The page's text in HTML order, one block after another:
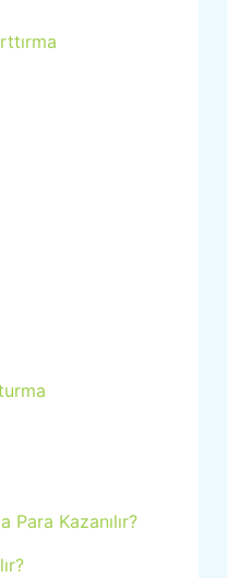
Para Kazanılır?